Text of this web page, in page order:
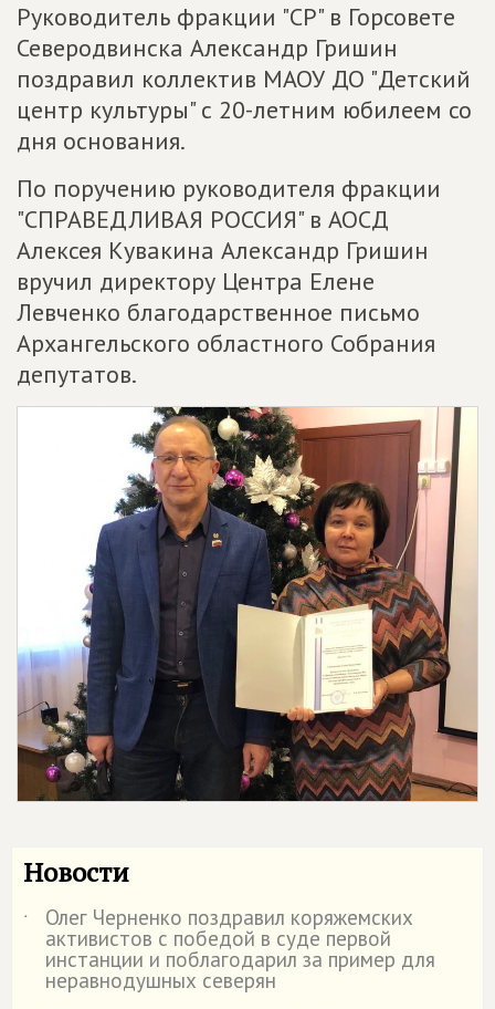
Руководитель фракции "СР" в Горсовете
Северодвинска Александр Гришин
поздравил коллектив МАОУ ДО "Детский
центр культуры" с 20-летним юбилеем со
дня основания.
По поручению руководителя фракции
"СПРАВЕДЛИВАЯ РОССИЯ" в АОСД
Алексея Кувакина Александр Гришин
вручил директору Центра Елене
Левченко благодарственное письмо
Архангельского областного Собрания
депутатов.
Новости
˙ Олег Черненко поздравил коряжемских
активистов с победой в суде первой
инстанции и поблагодарил за пример для
неравнодушных северян